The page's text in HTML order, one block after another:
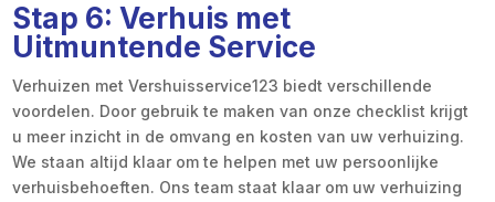
Stap 6: Verhuis met
Uitmuntende Service
Verhuizen met Vershuisservice123 biedt verschillende
voordelen. Door gebruik te maken van onze checklist krijgt
u meer inzicht in de omvang en kosten van uw verhuizing.
We staan altijd klaar om te helpen met uw persoonlijke
verhuisbehoeften. Ons team staat klaar om uw verhuizing